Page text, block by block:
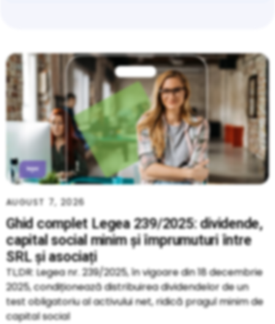
Ghid complet Legea 239/2025: dividende,
capital social minim și împrumuturi între
SRL și asociați
AUGUST 7, 2026
TL;DR: Legea nr. 239/2025, în vigoare din 18 decembrie
2025, condiționează distribuirea dividendelor de un
test obligatoriu al activului net, ridică pragul minim de
capital social